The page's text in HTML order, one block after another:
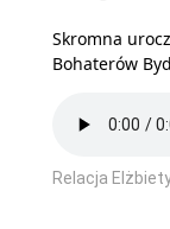
Skromna
Bohaterów
Relacja